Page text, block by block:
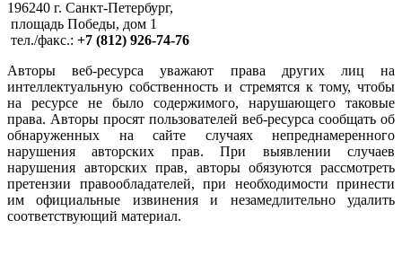
196240 г. Санкт-Петербург,
площадь Победы, дом 1
тел./факс.: +7 (812) 926-74-76
Авторы веб-ресурса уважают права других лиц на
интеллектуальную собственность и стремятся к тому, чтобы
на ресурсе не было содержимого, нарушающего таковые
права. Авторы просят пользователей веб-ресурса сообщать об
обнаруженных на сайте случаях непреднамеренного
нарушения авторских прав. При выявлении случаев
нарушения авторских прав, авторы обязуются рассмотреть
претензии правообладателей, при необходимости принести
им официальные извинения и незамедлительно удалить
соответствующий материал.